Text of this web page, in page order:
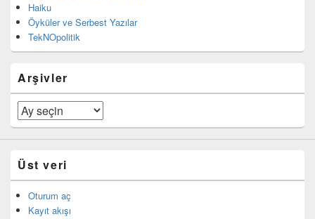
Haiku
Öyküler ve Serbest Yazılar
TekNOpolitik
Arşivler
Arşivler
Üst veri
Oturum aç
Kayıt akışı